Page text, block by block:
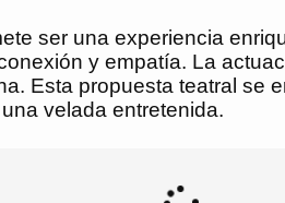
ser una experiencia
y empatía. La
Esta propuesta teatral se
velada entretenida.